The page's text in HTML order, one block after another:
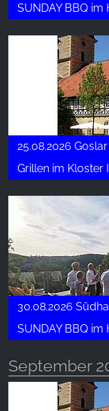
SUNDAY BBQ im
25.08.2026 Goslar
Grillen im Kloster
30.08.2026
SUNDAY BBQ im
September